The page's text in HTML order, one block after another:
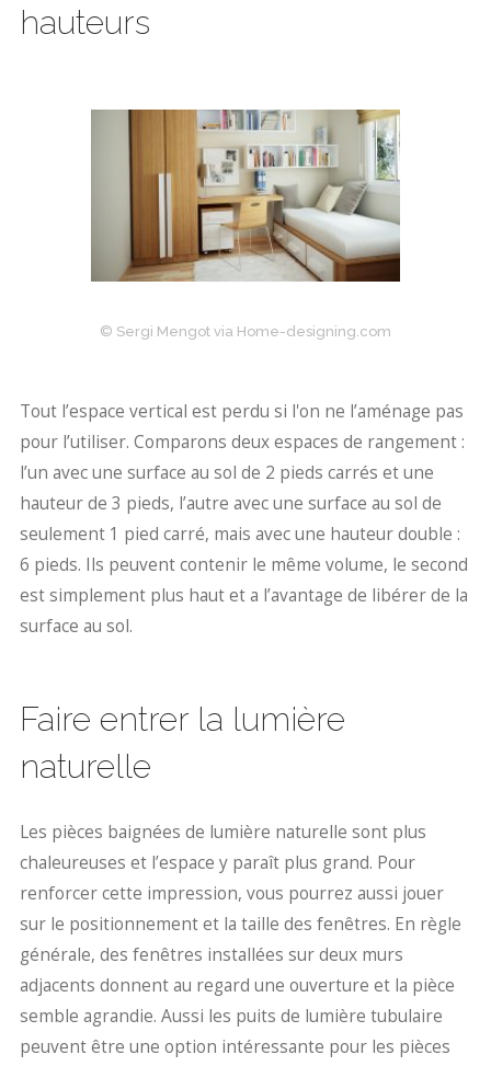
hauteurs
© Sergi Mengot via Home-designing.com
Tout l’espace vertical est perdu si l'on ne l’aménage pas
pour l’utiliser. Comparons deux espaces de rangement :
l’un avec une surface au sol de 2 pieds carrés et une
hauteur de 3 pieds, l’autre avec une surface au sol de
seulement 1 pied carré, mais avec une hauteur double :
6 pieds. Ils peuvent contenir le même volume, le second
est simplement plus haut et a l’avantage de libérer de la
surface au sol.
Faire entrer la lumière
naturelle
Les pièces baignées de lumière naturelle sont plus
chaleureuses et l’espace y paraît plus grand. Pour
renforcer cette impression, vous pourrez aussi jouer
sur le positionnement et la taille des fenêtres. En règle
générale, des fenêtres installées sur deux murs
adjacents donnent au regard une ouverture et la pièce
semble agrandie. Aussi les puits de lumière tubulaire
peuvent être une option intéressante pour les pièces